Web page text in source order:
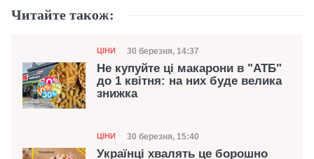
Читайте також:
Категорія
ЦІНИ Дата публікації
30 березня, 14:37
Не купуйте ці макарони в "АТБ"
до 1 квітня: на них буде велика
знижка
Категорія
ЦІНИ Дата публікації
30 березня, 15:40
Українці хвалять це борошно